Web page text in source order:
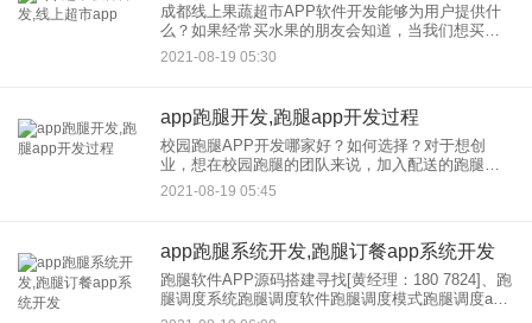
成都线上果蔬超市APP软件开发能够为用户提供什
么？如果经常买水果的朋友会知道，当我们想买水
果的时候，总是发现买不到新鲜的水果，这并不奇
怪。毕竟，较新鲜的水果总是需要在固定的时间提
2021-08-19 05:30
app跑腿开发,跑腿app开发过程
校园跑腿APP开发哪家好？如何选择？对于想创
业，想在校园跑腿的团队来说，加入配送的跑腿行
业有很大的市场和前景。在互联网时代，只要你做
校园跑腿配送，你就会用校园跑腿APP，这是毋庸
2021-08-19 05:45
app跑腿系统开发,跑腿订餐app系统开发
跑腿软件APP源码搭建寻找[黄经理：180 7824]、跑
腿调度系统跑腿调度软件跑腿调度模式跑腿调度app
开发，跑腿调度平台开发， 所谓“产业互联网”，是